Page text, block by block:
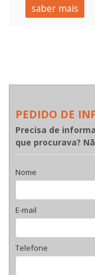
saber mais
PEDIDO DE
Precisa de
que procurava?
Nome
E-mail
Telefone